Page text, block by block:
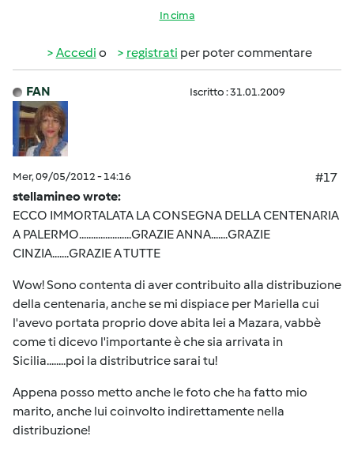
In cima
Accedi o registrati per poter commentare
FAN Iscritto : 31.01.2009
Mer, 09/05/2012 - 14:16
#17
stellamineo wrote:
ECCO IMMORTALATA LA CONSEGNA DELLA CENTENARIA
A PALERMO......................GRAZIE ANNA.......GRAZIE
CINZIA.......GRAZIE A TUTTE
Wow! Sono contenta di aver contribuito alla distribuzione
della centenaria, anche se mi dispiace per Mariella cui
l'avevo portata proprio dove abita lei a Mazara, vabbè
come ti dicevo l'importante è che sia arrivata in
Sicilia........poi la distributrice sarai tu!
Appena posso metto anche le foto che ha fatto mio
marito, anche lui coinvolto indirettamente nella
distribuzione!